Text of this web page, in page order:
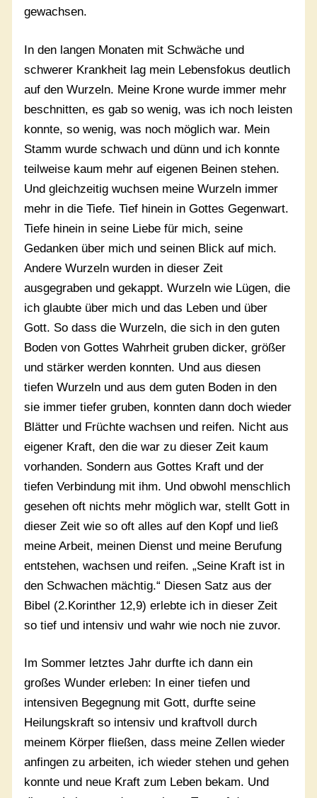
gewachsen.
In den langen Monaten mit Schwäche und
schwerer Krankheit lag mein Lebensfokus deutlich
auf den Wurzeln. Meine Krone wurde immer mehr
beschnitten, es gab so wenig, was ich noch leisten
konnte, so wenig, was noch möglich war. Mein
Stamm wurde schwach und dünn und ich konnte
teilweise kaum mehr auf eigenen Beinen stehen.
Und gleichzeitig wuchsen meine Wurzeln immer
mehr in die Tiefe. Tief hinein in Gottes Gegenwart.
Tiefe hinein in seine Liebe für mich, seine
Gedanken über mich und seinen Blick auf mich.
Andere Wurzeln wurden in dieser Zeit
ausgegraben und gekappt. Wurzeln wie Lügen, die
ich glaubte über mich und das Leben und über
Gott. So dass die Wurzeln, die sich in den guten
Boden von Gottes Wahrheit gruben dicker, größer
und stärker werden konnten. Und aus diesen
tiefen Wurzeln und aus dem guten Boden in den
sie immer tiefer gruben, konnten dann doch wieder
Blätter und Früchte wachsen und reifen. Nicht aus
eigener Kraft, den die war zu dieser Zeit kaum
vorhanden. Sondern aus Gottes Kraft und der
tiefen Verbindung mit ihm. Und obwohl menschlich
gesehen oft nichts mehr möglich war, stellt Gott in
dieser Zeit wie so oft alles auf den Kopf und ließ
meine Arbeit, meinen Dienst und meine Berufung
entstehen, wachsen und reifen. „Seine Kraft ist in
den Schwachen mächtig.“ Diesen Satz aus der
Bibel (2.Korinther 12,9) erlebte ich in dieser Zeit
so tief und intensiv und wahr wie noch nie zuvor.
Im Sommer letztes Jahr durfte ich dann ein
großes Wunder erleben: In einer tiefen und
intensiven Begegnung mit Gott, durfte seine
Heilungskraft so intensiv und kraftvoll durch
meinem Körper fließen, dass meine Zellen wieder
anfingen zu arbeiten, ich wieder stehen und gehen
konnte und neue Kraft zum Leben bekam. Und